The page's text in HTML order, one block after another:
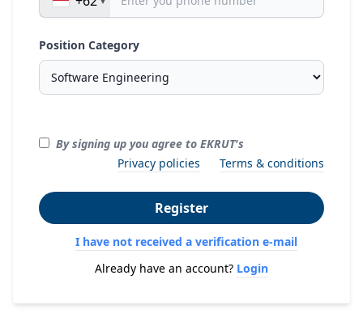
Position Category
By signing up you agree to EKRUT's
Privacy policies
Terms & conditions
Register
I have not received a verification e-mail
Already have an account? Login